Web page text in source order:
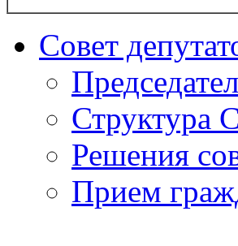
Совет
Структура
Решения
Прием